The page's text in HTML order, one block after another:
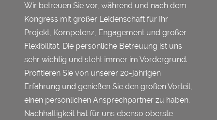
Wir betreuen Sie vor, während und nach dem
Kongress mit großer Leidenschaft für Ihr
Projekt, Kompetenz, Engagement und großer
Flexibilität. Die persönliche Betreuung ist uns
sehr wichtig und steht immer im Vordergrund.
Profitieren Sie von unserer 20-jährigen
Erfahrung und genießen Sie den großen Vorteil,
einen persönlichen Ansprechpartner zu haben.
Nachhaltigkeit hat für uns ebenso oberste